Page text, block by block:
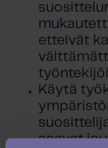
etteivät
Käytä
saavat